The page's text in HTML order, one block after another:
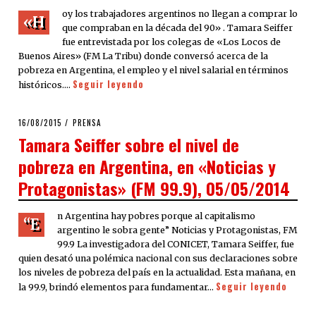
«H
oy los trabajadores argentinos no llegan a comprar lo
que compraban en la década del 90» . Tamara Seiffer
fue entrevistada por los colegas de «Los Locos de
Buenos Aires» (FM La Tribu) donde conversó acerca de la
pobreza en Argentina, el empleo y el nivel salarial en términos
históricos.… Seguir leyendo
POSTED
16/08/2015 PRENSA
Tamara Seiffer sobre el nivel de
pobreza en Argentina, en «Noticias y
Protagonistas» (FM 99.9), 05/05/2014
“E
n Argentina hay pobres porque al capitalismo
argentino le sobra gente” Noticias y Protagonistas, FM
99.9 La investigadora del CONICET, Tamara Seiffer, fue
quien desató una polémica nacional con sus declaraciones sobre
los niveles de pobreza del país en la actualidad. Esta mañana, en
la 99.9, brindó elementos para fundamentar… Seguir leyendo